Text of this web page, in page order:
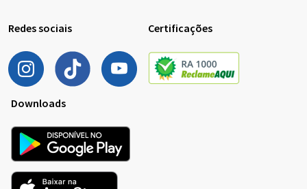
Redes sociais Certificações
Downloads